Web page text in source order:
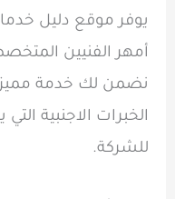
يوفر موقع دليل
أمهر الفنيين
نضمن لك خدمة
الخبرات الاجنبية
للشركة.